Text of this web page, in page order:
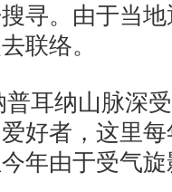
寻。由于当
联络。
耳纳山脉深
好者，这里
年由于受气